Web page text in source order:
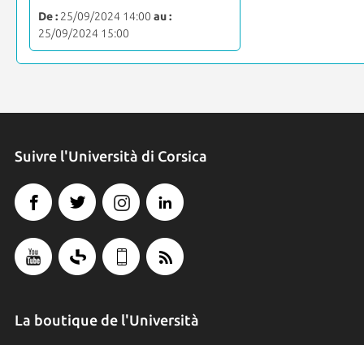
De :25/09/2024 14:00 au :
25/09/2024 15:00
Suivre l'Università di Corsica
La boutique de l'Università